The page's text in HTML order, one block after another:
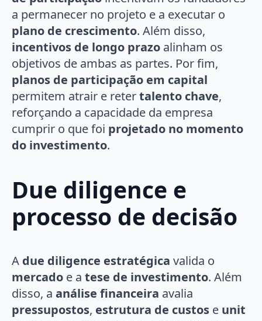
a permanecer no projeto e a executar o
plano de crescimento. Além disso,
incentivos de longo prazo alinham os
objetivos de ambas as partes. Por fim,
planos de participação em capital
permitem atrair e retertalento chave,
reforçando a capacidade da empresa
cumprir o que foi projetado no momento
do investimento.
Due diligence e
processo de decisão
A due diligence estratégica valida o
mercado e a tese de investimento. Além
disso, a análise financeira avalia
pressupostos, estrutura de custos e unit